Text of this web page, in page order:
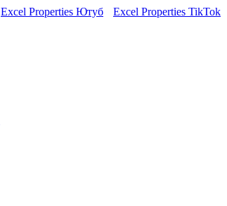
Excel Properties Ютуб Excel Properties TikTok